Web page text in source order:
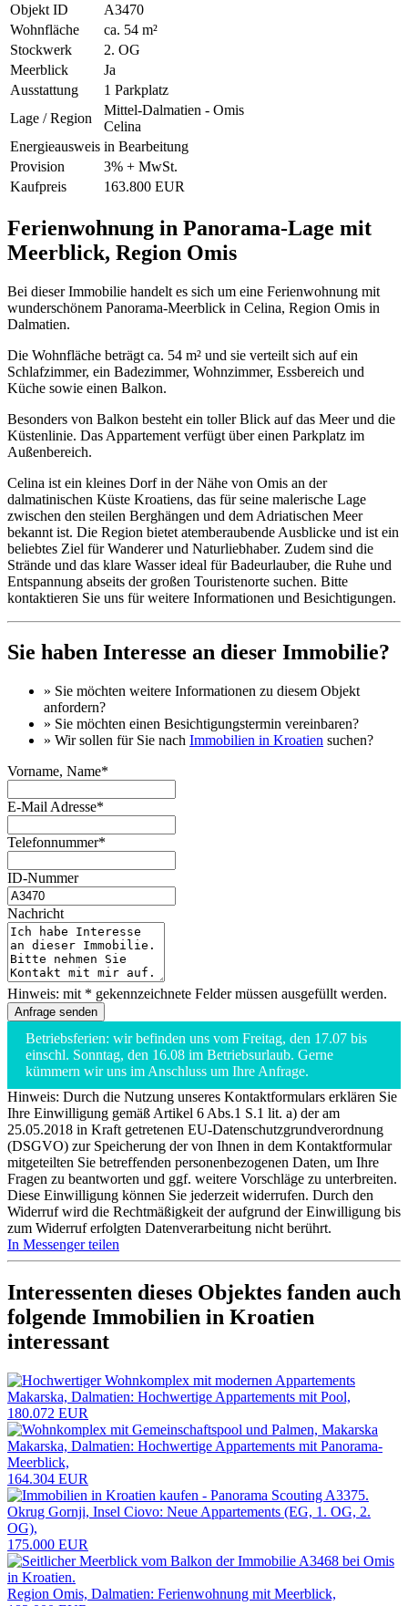
Objekt ID
A3470
Wohnfläche
ca. 54 m²
Stockwerk
2. OG
Meerblick
Ja
Ausstattung
1 Parkplatz
Lage / Region
Mittel-Dalmatien - Omis
Celina
Energieausweis in Bearbeitung
Provision
3% + MwSt.
Kaufpreis
163.800 EUR
Ferienwohnung in Panorama-Lage mit
Meerblick, Region Omis
Bei dieser Immobilie handelt es sich um eine Ferienwohnung mit
wunderschönem Panorama-Meerblick in Celina, Region Omis in
Dalmatien.
Die Wohnfläche beträgt ca. 54 m² und sie verteilt sich auf ein
Schlafzimmer, ein Badezimmer, Wohnzimmer, Essbereich und
Küche sowie einen Balkon.
Besonders von Balkon besteht ein toller Blick auf das Meer und die
Küstenlinie. Das Appartement verfügt über einen Parkplatz im
Außenbereich.
Celina ist ein kleines Dorf in der Nähe von Omis an der
dalmatinischen Küste Kroatiens, das für seine malerische Lage
zwischen den steilen Berghängen und dem Adriatischen Meer
bekannt ist. Die Region bietet atemberaubende Ausblicke und ist ein
beliebtes Ziel für Wanderer und Naturliebhaber. Zudem sind die
Strände und das klare Wasser ideal für Badeurlauber, die Ruhe und
Entspannung abseits der großen Touristenorte suchen. Bitte
kontaktieren Sie uns für weitere Informationen und Besichtigungen.
Sie haben Interesse an dieser Immobilie?
» Sie möchten weitere Informationen zu diesem Objekt
anfordern?
» Sie möchten einen Besichtigungstermin vereinbaren?
» Wir sollen für Sie nach Immobilien in Kroatien suchen?
Vorname, Name*
E-Mail Adresse*
Telefonnummer*
ID-Nummer
Nachricht
Hinweis: mit * gekennzeichnete Felder müssen ausgefüllt werden.
Betriebsferien: wir befinden uns vom Freitag, den 17.07 bis
einschl. Sonntag, den 16.08 im Betriebsurlaub. Gerne
kümmern wir uns im Anschluss um Ihre Anfrage.
Hinweis: Durch die Nutzung unseres Kontaktformulars erklären Sie
Ihre Einwilligung gemäß Artikel 6 Abs.1 S.1 lit. a) der am
25.05.2018 in Kraft getretenen EU-Datenschutzgrundverordnung
(DSGVO) zur Speicherung der von Ihnen in dem Kontaktformular
mitgeteilten Sie betreffenden personenbezogenen Daten, um Ihre
Fragen zu beantworten und ggf. weitere Vorschläge zu unterbreiten.
Diese Einwilligung können Sie jederzeit widerrufen. Durch den
Widerruf wird die Rechtmäßigkeit der aufgrund der Einwilligung bis
zum Widerruf erfolgten Datenverarbeitung nicht berührt.
In Messenger teilen
Interessenten dieses Objektes fanden auch
folgende Immobilien in Kroatien
interessant
Makarska, Dalmatien: Hochwertige Appartements mit Pool,
180.072 EUR
Makarska, Dalmatien: Hochwertige Appartements mit Panorama-
Meerblick,
164.304 EUR
Okrug Gornji, Insel Ciovo: Neue Appartements (EG, 1. OG, 2.
OG),
175.000 EUR
Region Omis, Dalmatien: Ferienwohnung mit Meerblick,